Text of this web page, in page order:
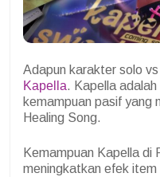
Adapun karakter solo
Kapella. Kapella
kemampuan pasif yang
Healing Song.
Kemampuan Kapella di
meningkatkan efek item